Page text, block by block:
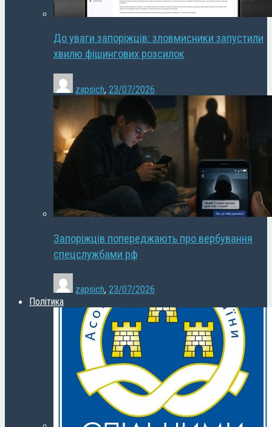
До уваги запоріжців: зловмисники запустили
хвилю фішингових розсилок
zapsich, 23/07/2026
Запоріжців попереджають про вербування
спецслужбами рф
zapsich, 23/07/2026
Політика